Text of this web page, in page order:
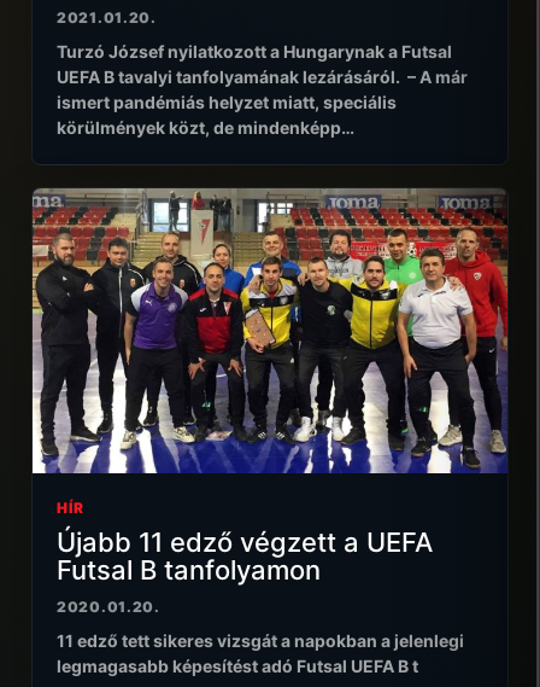
2021.01.20.
Turzó József nyilatkozott a Hungarynak a Futsal
UEFA B tavalyi tanfolyamának lezárásáról. – A már
ismert pandémiás helyzet miatt, speciális
körülmények közt, de mindenképp…
HÍR
Újabb 11 edző végzett a UEFA
Futsal B tanfolyamon
2020.01.20.
11 edző tett sikeres vizsgát a napokban a jelenlegi
legmagasabb képesítést adó Futsal UEFA B t